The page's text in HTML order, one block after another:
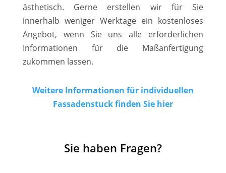
ästhetisch. Gerne erstellen wir für Sie
innerhalb weniger Werktage ein kostenloses
Angebot, wenn Sie uns alle erforderlichen
Informationen für die Maßanfertigung
zukommen lassen.
Weitere Informationen für individuellen
Fassadenstuck finden Sie hier
Sie haben Fragen?